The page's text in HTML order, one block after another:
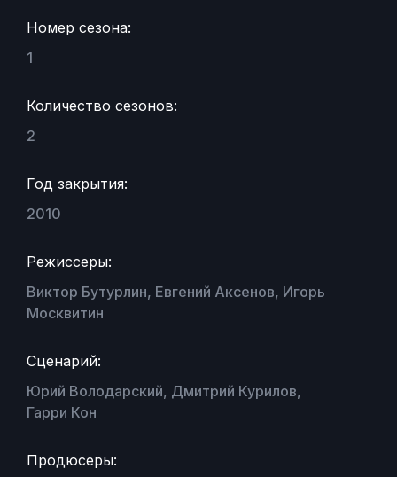
Номер сезона:
1
Количество сезонов:
2
Год закрытия:
2010
Режиссеры:
Виктор Бутурлин, Евгений Аксенов, Игорь
Москвитин
Сценарий:
Юрий Володарский, Дмитрий Курилов,
Гарри Кон
Продюсеры: